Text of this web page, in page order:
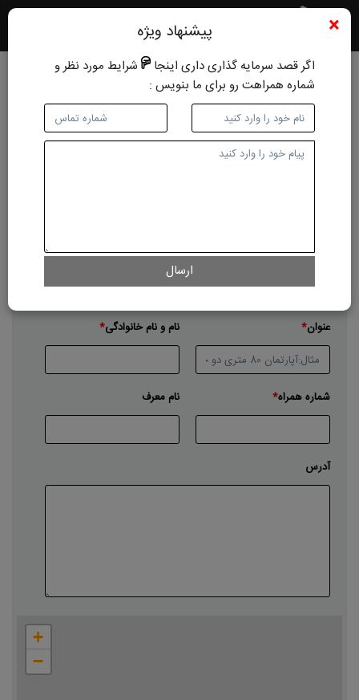
ثبت رایگان املاک
+
−
نوع آگهی
نوع ملک
آپارتمان خانه ویلایی پیش فروش
عنوان نام و نام خانوادگی
شماره همراه نام معرف
آدرس
× پیشنهاد ویژه
اگر قصد سرمایه گذاری داری اینجا
شرایط مورد نظر و
شماره همراهت رو برای ما بنویس :
ارسال